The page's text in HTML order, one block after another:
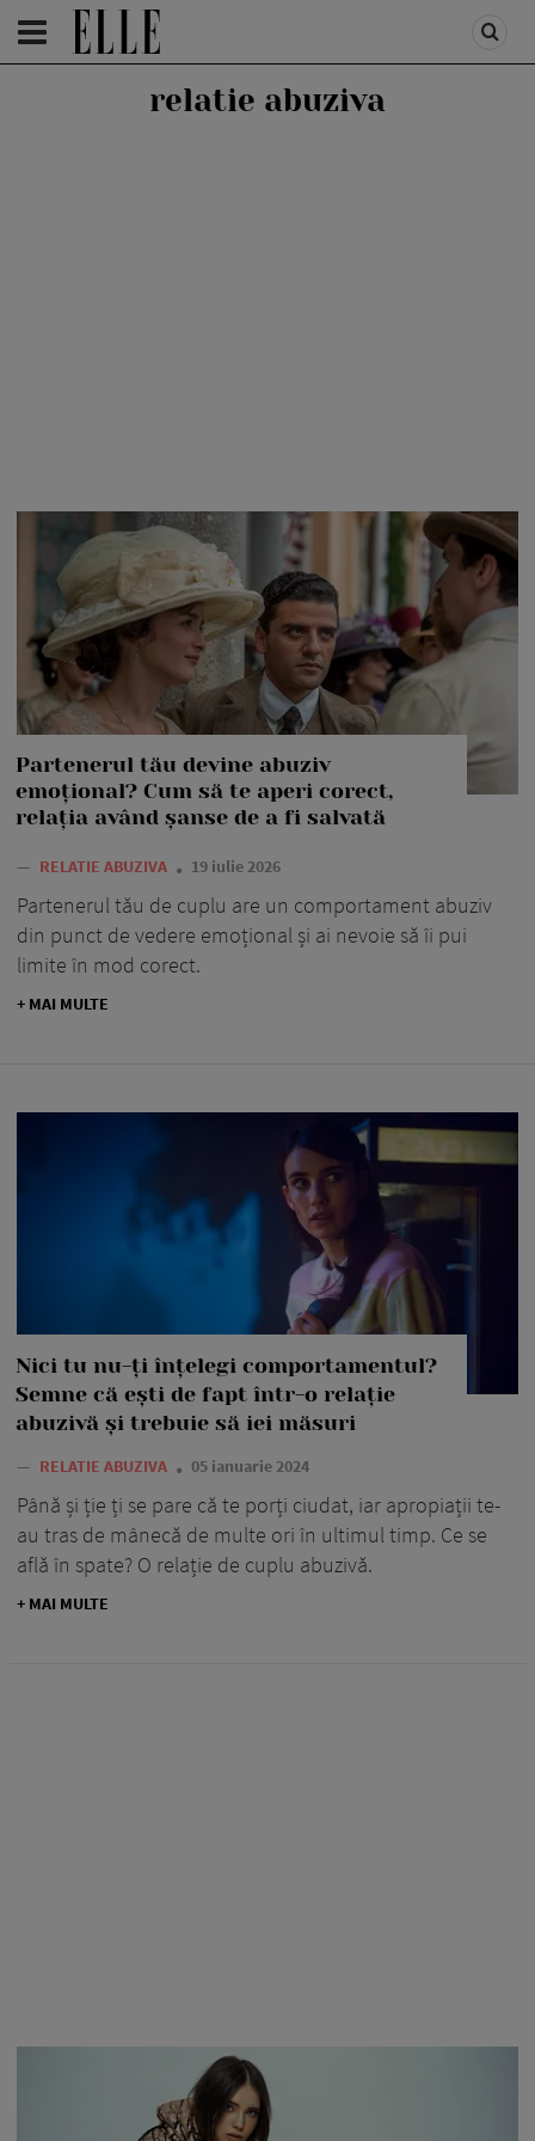
HOMEPAGE /LIFESTYLE
relatie abuziva
Partenerul tău devine abuziv
emoțional? Cum să te aperi corect,
relația având șanse de a fi salvată
— RELATIE ABUZIVA 19 iulie 2026
Partenerul tău de cuplu are un comportament abuziv
din punct de vedere emoțional și ai nevoie să îi pui
limite în mod corect.
+ MAI MULTE
Nici tu nu-ți înțelegi comportamentul?
Semne că ești de fapt într-o relație
abuzivă și trebuie să iei măsuri
— RELATIE ABUZIVA 05 ianuarie 2024
Până și ție ți se pare că te porți ciudat, iar apropiații te-
au tras de mânecă de multe ori în ultimul timp. Ce se
află în spate? O relație de cuplu abuzivă.
+ MAI MULTE